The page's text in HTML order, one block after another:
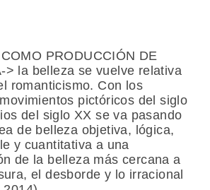
PRODUCCIÓN DE
> la belleza se vuelve relativa
romanticismo. Con los
pictóricos del siglo
del siglo XX se va pasando
de belleza objetiva, lógica,
y cuantitativa a una
de la belleza más cercana a
el desborde y lo irracional